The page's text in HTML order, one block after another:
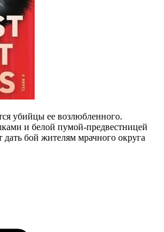
убийцы ее возлюбленного.
и белой пумой-предвестницей
бой жителям мрачного округа